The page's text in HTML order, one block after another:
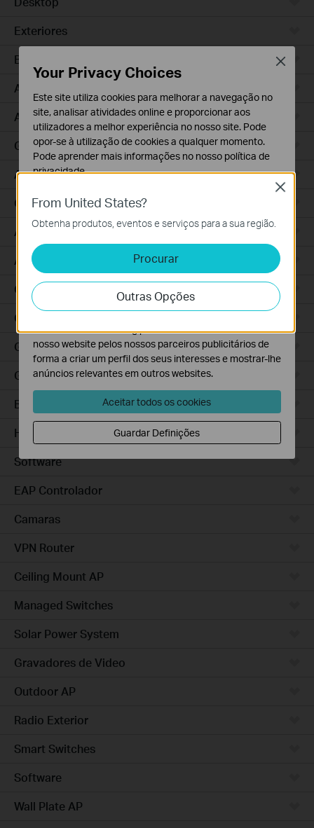
Exteriores
Bridge Wireless
Access Pro
Access Plus
GPON
Access
Campus
Access Max
Aggregation
Gateways com Fios
Gateways WiFi
Gateways WiFi 4G
Gateways Integrados
Baseados em Cloud
Hardware
Software
EAP Controlador
Camaras
VPN Router
Ceiling Mount AP
Managed Switches
Solar Power System
Gravadores de Video
Outdoor AP
Radio Exterior
Smart Switches
Software
Wall Plate AP
From United States?
Obtenha produtos, eventos e serviços para a sua região.
Procurar
Outras Opções
Close
Your Privacy Choices
Este site utiliza cookies para melhorar a navegação no
site, analisar atividades online e proporcionar aos
utilizadores a melhor experiência no nosso site. Pode
opor-se à utilização de cookies a qualquer momento.
Pode aprender mais informações no nosso política de
privacidade.
Os cookies são necessários para o funcionamento do
website e não podem ser desativados nos seus
Cookies de Análise e Marketing
Os cookies de analise permite-nos analisar as suas
atividades no nosso website para melhorar e ajustar a
funcionalidade do nosso website.
O cookies de marketing podem ser definidos através do
nosso website pelos nossos parceiros publicitários de
forma a criar um perfil dos seus interesses e mostrar-lhe
anúncios relevantes em outros websites.
Aceitar todos os cookies
Guardar Definições
Close